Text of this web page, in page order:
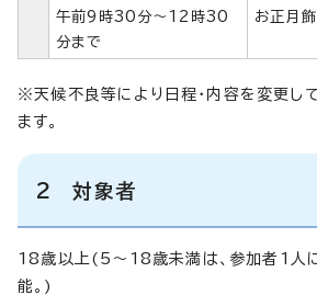
午前9時30分～12時30
分まで
お正月飾
※天候不良等により日程・内容を変更し
ます。
2 対象者
18歳以上(5～18歳未満は、参加者1人
能。)